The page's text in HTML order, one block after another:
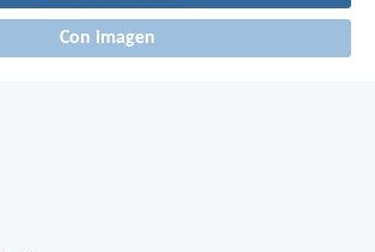
Con imagen